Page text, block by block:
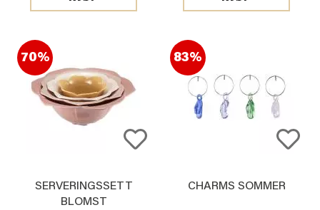
70%
SERVERINGSSETT
BLOMST
83%
CHARMS SOMMER